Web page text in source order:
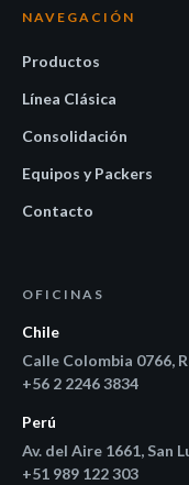
NAVEGACIÓN
Productos
Línea Clásica
Consolidación
Equipos y Packers
Contacto
OFICINAS
Chile
Calle Colombia 0766,
+56 2 2246 3834
Perú
Av. del Aire 1661, San
+51 989 122 303